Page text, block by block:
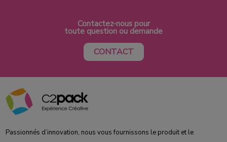
Contactez-nous pour
toute question ou demande
CONTACT
Passionnés d’innovation, nous vous fournissons le produit et le